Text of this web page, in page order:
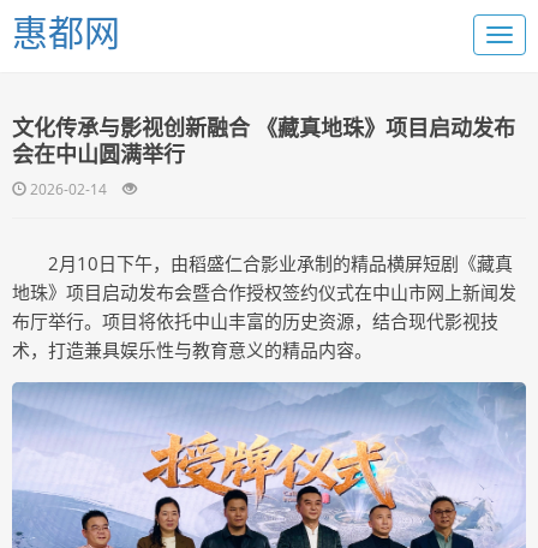
惠都网
文化传承与影视创新融合 《藏真地珠》项目启动发布
会在中山圆满举行
2026-02-14
2月10日下午，由稻盛仁合影业承制的精品横屏短剧《藏真
地珠》项目启动发布会暨合作授权签约仪式在中山市网上新闻发
布厅举行。项目将依托中山丰富的历史资源，结合现代影视技
术，打造兼具娱乐性与教育意义的精品内容。